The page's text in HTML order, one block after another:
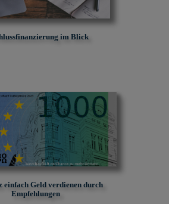
im Blick
einfach Geld verdienen durch
Empfehlungen